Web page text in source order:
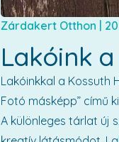
Zárdakert Otthon |
Lakóink
Lakóinkkal a Kossuth
Fotó másképp” című
A különleges tárlat új